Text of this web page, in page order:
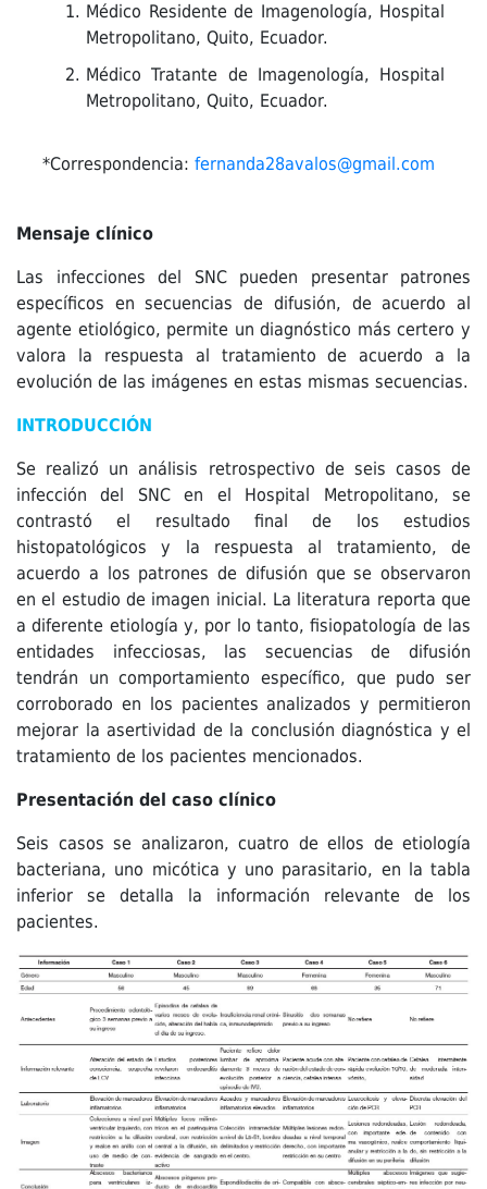
Médico Residente de Imagenología, Hospital
Metropolitano, Quito, Ecuador.
Médico Tratante de Imagenología, Hospital
Metropolitano, Quito, Ecuador.
*Correspondencia: fernanda28avalos@gmail.com
Mensaje clínico
Las infecciones del SNC pueden presentar patrones
específicos en secuencias de difusión, de acuerdo al
agente etiológico, permite un diagnóstico más certero y
valora la respuesta al tratamiento de acuerdo a la
evolución de las imágenes en estas mismas secuencias.
INTRODUCCIÓN
Se realizó un análisis retrospectivo de seis casos de
infección del SNC en el Hospital Metropolitano, se
contrastó el resultado final de los estudios
histopatológicos y la respuesta al tratamiento, de
acuerdo a los patrones de difusión que se observaron
en el estudio de imagen inicial. La literatura reporta que
a diferente etiología y, por lo tanto, fisiopatología de las
entidades infecciosas, las secuencias de difusión
tendrán un comportamiento específico, que pudo ser
corroborado en los pacientes analizados y permitieron
mejorar la asertividad de la conclusión diagnóstica y el
tratamiento de los pacientes mencionados.
Presentación del caso clínico
Seis casos se analizaron, cuatro de ellos de etiología
bacteriana, uno micótica y uno parasitario, en la tabla
inferior se detalla la información relevante de los
pacientes.